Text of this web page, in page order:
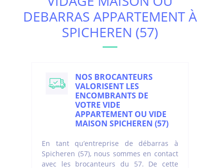
DEBARRAS APPARTEMENT À
SPICHEREN (57)
NOS BROCANTEURS
VALORISENT LES
ENCOMBRANTS DE
VOTRE VIDE
APPARTEMENT OU VIDE
MAISON SPICHEREN (57)
En tant qu’entreprise de débarras à
Spicheren (57), nous sommes en contact
avec les brocanteurs du 57. De cette